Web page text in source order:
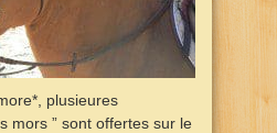
plusieures
mors ” sont offertes sur le